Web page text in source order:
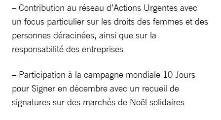
– Contribution au réseau d’Actions Urgentes avec
un focus particulier sur les droits des femmes et des
personnes déracinées, ainsi que sur la
responsabilité des entreprises
– Participation à la campagne mondiale 10 Jours
pour Signer en décembre avec un recueil de
signatures sur des marchés de Noël solidaires